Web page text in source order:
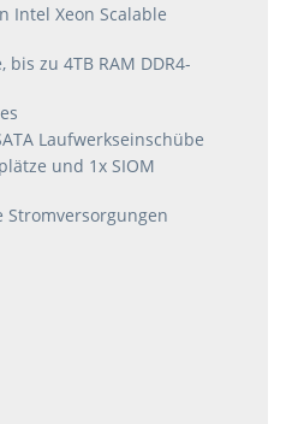
Intel Xeon Scalable
bis zu 4TB RAM DDR4-
Laufwerkseinschübe
und 1x SIOM
Stromversorgungen